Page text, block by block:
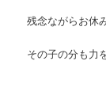
残念ながらお休
その子の分も力